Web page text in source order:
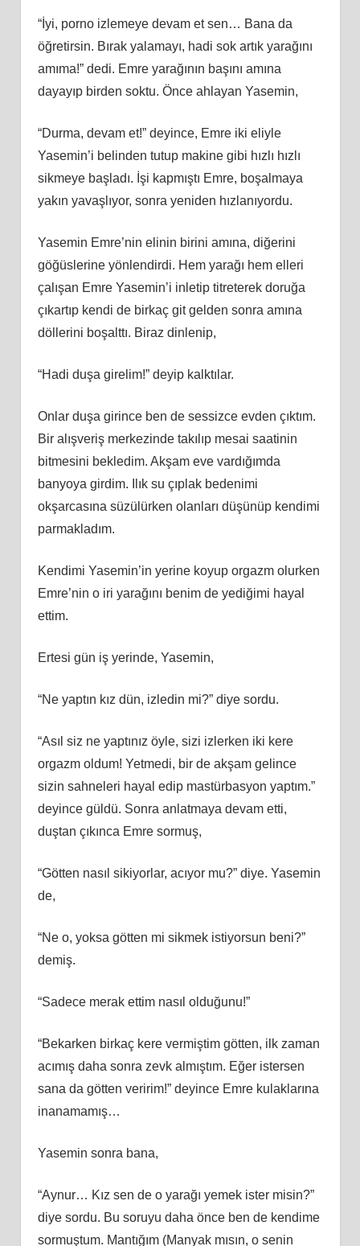
“İyi, porno izlemeye devam et sen… Bana da
öğretirsin. Bırak yalamayı, hadi sok artık yarağını
amıma!” dedi. Emre yarağının başını amına
dayayıp birden soktu. Önce ahlayan Yasemin,
“Durma, devam et!” deyince, Emre iki eliyle
Yasemin’i belinden tutup makine gibi hızlı hızlı
sikmeye başladı. İşi kapmıştı Emre, boşalmaya
yakın yavaşlıyor, sonra yeniden hızlanıyordu.
Yasemin Emre’nin elinin birini amına, diğerini
göğüslerine yönlendirdi. Hem yarağı hem elleri
çalışan Emre Yasemin’i inletip titreterek doruğa
çıkartıp kendi de birkaç git gelden sonra amına
döllerini boşalttı. Biraz dinlenip,
“Hadi duşa girelim!” deyip kalktılar.
Onlar duşa girince ben de sessizce evden çıktım.
Bir alışveriş merkezinde takılıp mesai saatinin
bitmesini bekledim. Akşam eve vardığımda
banyoya girdim. Ilık su çıplak bedenimi
okşarcasına süzülürken olanları düşünüp kendimi
parmakladım.
Kendimi Yasemin’in yerine koyup orgazm olurken
Emre’nin o iri yarağını benim de yediğimi hayal
ettim.
Ertesi gün iş yerinde, Yasemin,
“Ne yaptın kız dün, izledin mi?” diye sordu.
“Asıl siz ne yaptınız öyle, sizi izlerken iki kere
orgazm oldum! Yetmedi, bir de akşam gelince
sizin sahneleri hayal edip mastürbasyon yaptım.”
deyince güldü. Sonra anlatmaya devam etti,
duştan çıkınca Emre sormuş,
“Götten nasıl sikiyorlar, acıyor mu?” diye. Yasemin
de,
“Ne o, yoksa götten mi sikmek istiyorsun beni?”
demiş.
“Sadece merak ettim nasıl olduğunu!”
“Bekarken birkaç kere vermiştim götten, ilk zaman
acımış daha sonra zevk almıştım. Eğer istersen
sana da götten veririm!” deyince Emre kulaklarına
inanamamış…
Yasemin sonra bana,
“Aynur… Kız sen de o yarağı yemek ister misin?”
diye sordu. Bu soruyu daha önce ben de kendime
sormuştum. Mantığım (Manyak mısın, o senin